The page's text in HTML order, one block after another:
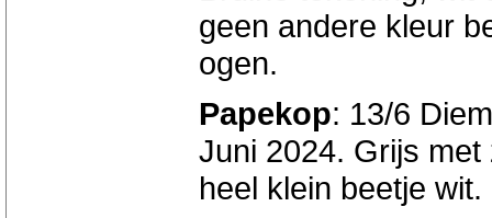
geen andere kleur
ogen.
Papekop: 13/6
Juni 2024. Grijs
heel klein beetje wit.